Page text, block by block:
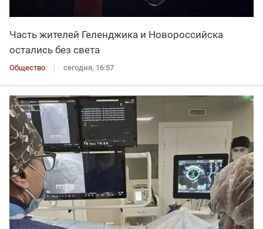
Часть жителей Геленджика и Новороссийска
остались без света
Общество сегодня, 16:57